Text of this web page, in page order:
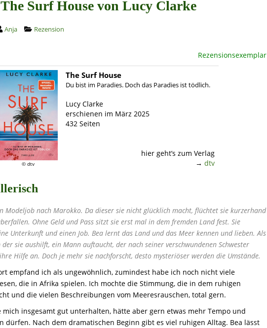
The Surf House von Lucy Clarke
Anja Rezension
Rezensionsexemplar
© dtv
The Surf House
Du bist im Paradies. Doch das Paradies ist tödlich.
Lucy Clarke
erschienen im März 2025
432 Seiten
hier geht’s zum Verlag
→ dtv
Modeljob nach Marokko. Da dieser sie nicht glücklich macht, flüchtet sie kurzerhand
Ohne Geld und Pass sitzt sie erst mal in dem fremden Land fest. Sie
Unterkunft und einen Job. Bea lernt das Land und das Meer kennen und lieben. Als
sie aushilft, ein Mann auftaucht, der nach seiner verschwundenen Schwester
Hilfe an. Doch je mehr sie nachforscht, desto mysteriöser werden die Umstände.
empfand ich als ungewöhnlich, zumindest habe ich noch nicht viele
die in Afrika spielen. Ich mochte die Stimmung, die in dem ruhigen
und die vielen Beschreibungen vom Meeresrauschen, total gern.
mich insgesamt gut unterhalten, hätte aber gern etwas mehr Tempo und
dürfen. Nach dem dramatischen Beginn gibt es viel ruhigen Alltag. Bea lässt